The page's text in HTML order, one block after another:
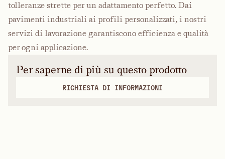
tolleranze strette per un adattamento perfetto. Dai
pavimenti industriali ai profili personalizzati, i nostri
servizi di lavorazione garantiscono efficienza e qualità
per ogni applicazione.
Per saperne di più su questo prodotto
RICHIESTA DI INFORMAZIONI